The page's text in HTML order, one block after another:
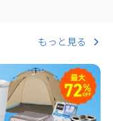
もっと見る